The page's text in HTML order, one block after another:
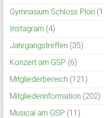
Gymnasium Schloss Plön
Instagram (4)
Jahrgangstreffen (35)
Konzert am GSP (6)
Mitgliederbereich (121)
Mitgliederinformation (202)
Musical am GSP (11)